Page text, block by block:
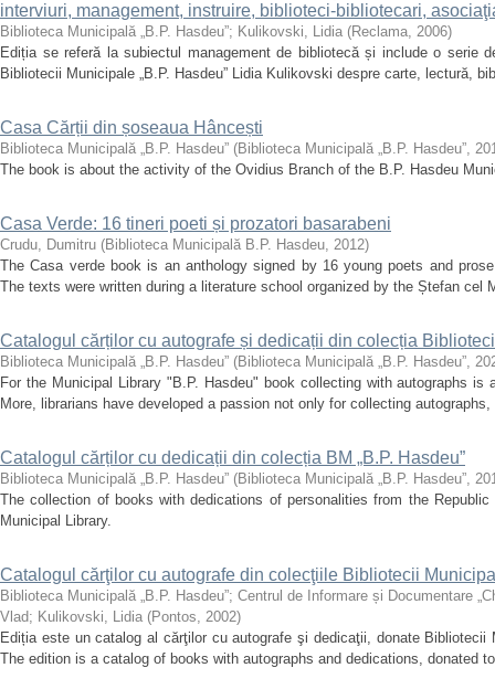
interviuri, management, instruire, biblioteci-bibliotecari,
Biblioteca Municipală „B.P. Hasdeu”; Kulikovski, Lidia (Reclama, 2006)
Ediția se referă la subiectul management de bibliotecă și include o serie
Bibliotecii Municipale „B.P. Hasdeu” Lidia Kulikovski despre carte, lectură,
Casa Cărții din șoseaua Hâncești
Biblioteca Municipală „B.P. Hasdeu” (Biblioteca Municipală „B.P. Hasdeu”,
The book is about the activity of the Ovidius Branch of the B.P. Hasdeu
Casa Verde: 16 tineri poeti și prozatori basarabeni
Crudu, Dumitru (Biblioteca Municipală B.P. Hasdeu, 2012)
The Casa verde book is an anthology signed by 16 young poets and
The texts were written during a literature school organized by the Ștefan cel
Catalogul cărților cu autografe și dedicații din colecția
Biblioteca Municipală „B.P. Hasdeu” (Biblioteca Municipală „B.P. Hasdeu”,
For the Municipal Library "B.P. Hasdeu" book collecting with autographs
More, librarians have developed a passion not only for collecting
Catalogul cărților cu dedicații din colecția BM „B.P. Hasdeu”
Biblioteca Municipală „B.P. Hasdeu” (Biblioteca Municipală „B.P. Hasdeu”,
The collection of books with dedications of personalities from the
Municipal Library.
Catalogul cărţilor cu autografe din colecţiile Bibliotecii
Biblioteca Municipală „B.P. Hasdeu”; Centrul de Informare și Documentare
Vlad; Kulikovski, Lidia (Pontos, 2002)
Ediția este un catalog al cărţilor cu autografe şi dedicaţii, donate Bibliotecii
The edition is a catalog of books with autographs and dedications, donated